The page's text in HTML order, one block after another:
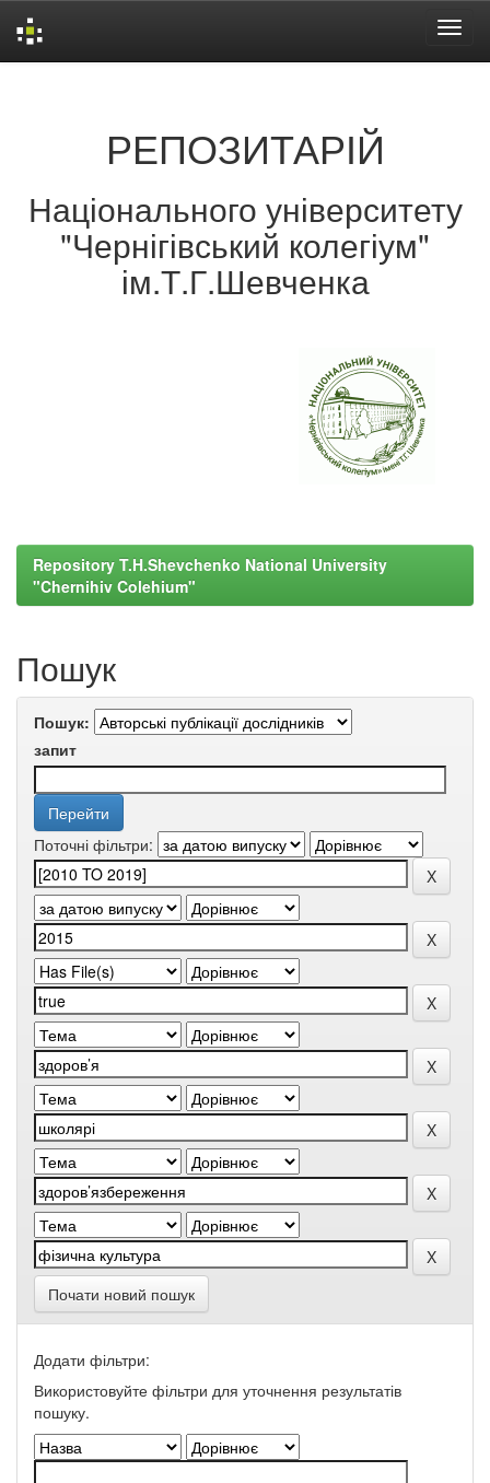
РЕПОЗИТАРІЙ
Національного університету
"Чернігівський колегіум"
ім.Т.Г.Шевченка
Repository T.H.Shevchenko National University
"Chernihiv Colehium"
Пошук
Пошук:
запит
Поточні фільтри:
Почати новий пошук
Додати фільтри:
Використовуйте фільтри для уточнення результатів
пошуку.